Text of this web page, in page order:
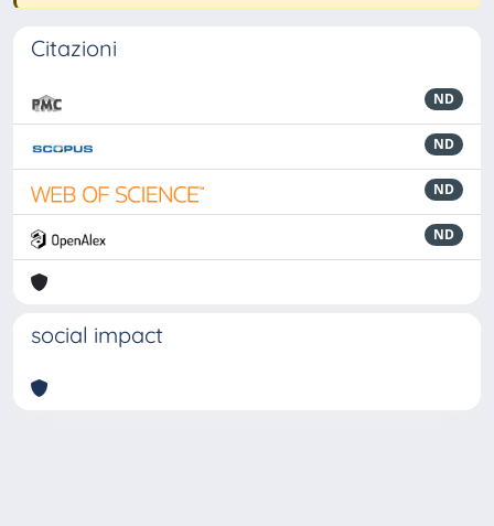
Citazioni
ND
ND
ND
ND
social impact